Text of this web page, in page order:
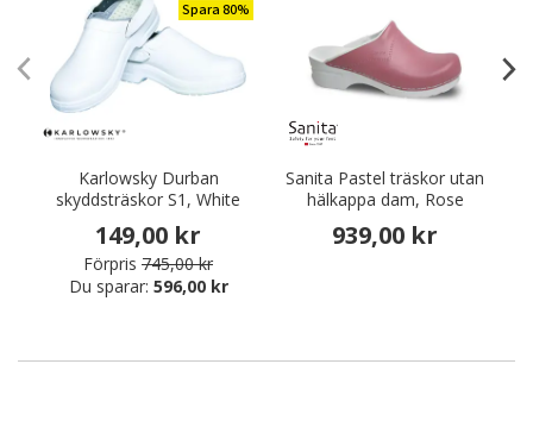
Spara 80%
Karlowsky Durban
skyddsträskor S1, White
149,00 kr
Förpris 745,00 kr
Du sparar: 596,00 kr
Sanita Pastel träskor utan
hälkappa dam, Rose
939,00 kr